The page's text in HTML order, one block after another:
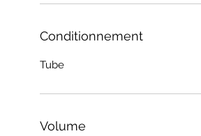
Conditionnement
Tube
Volume